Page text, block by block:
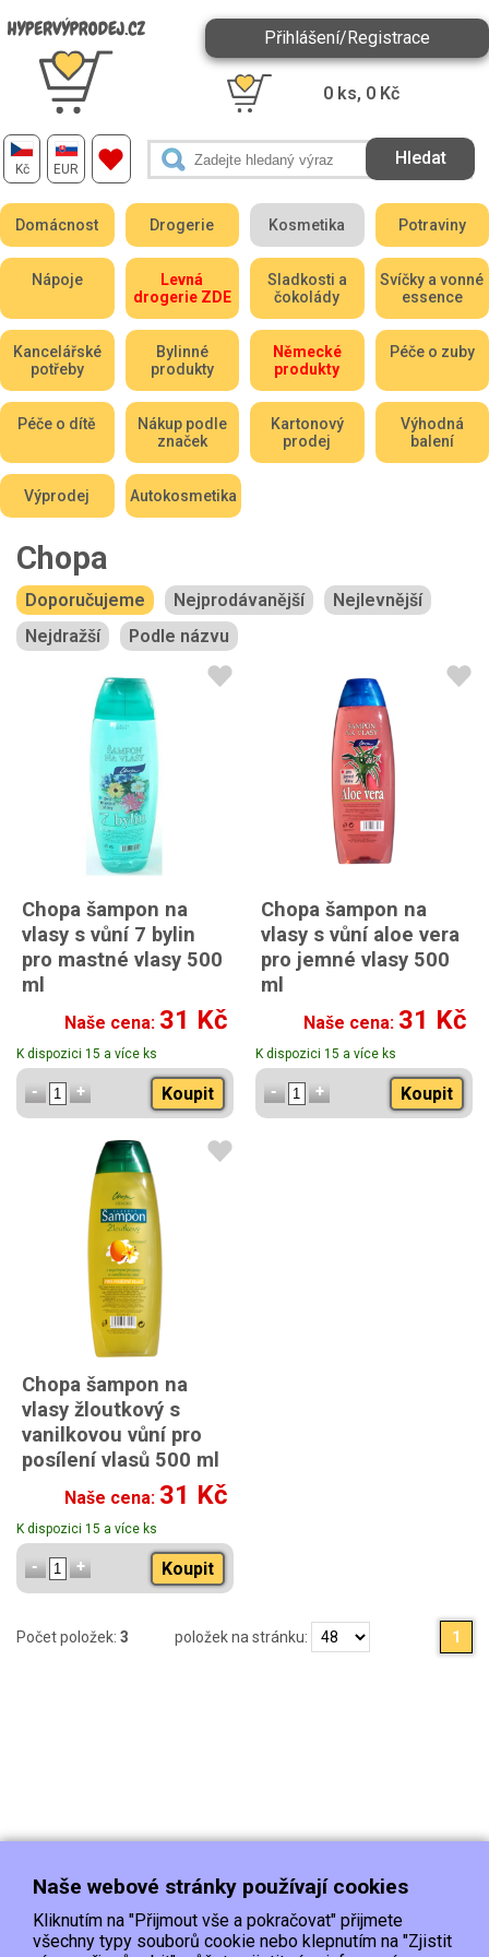
Kč EUR
Přihlášení/Registrace
0 ks, 0 Kč
Domácnost Drogerie Kosmetika Potraviny
Nápoje
Levná
drogerie ZDE
Sladkosti a
čokolády
Svíčky a vonné
essence
Kancelářské
potřeby
Bylinné
produkty
Německé
produkty
Péče o zuby
Péče o dítě
Nákup podle
značek
Kartonový
prodej
Výhodná
balení
Výprodej Autokosmetika
Chopa
Doporučujeme Nejprodávanější
Nejlevnější
Nejdražší
Podle názvu
Chopa šampon na
vlasy s vůní 7 bylin
pro mastné vlasy 500
ml
Naše cena: 31 Kč
K dispozici 15 a více ks
Koupit
Chopa šampon na
vlasy s vůní aloe vera
pro jemné vlasy 500
ml
Naše cena: 31 Kč
K dispozici 15 a více ks
Koupit
Chopa šampon na
vlasy žloutkový s
vanilkovou vůní pro
posílení vlasů 500 ml
Naše cena: 31 Kč
K dispozici 15 a více ks
Koupit
Počet položek: 3 položek na stránku: 1
Naše webové stránky používají cookies
Kliknutím na "Přijmout vše a pokračovat" přijmete
všechny typy souborů cookie nebo klepnutím na "Zjistit